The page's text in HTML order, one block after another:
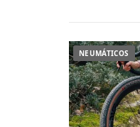
NEUMÁTICOS